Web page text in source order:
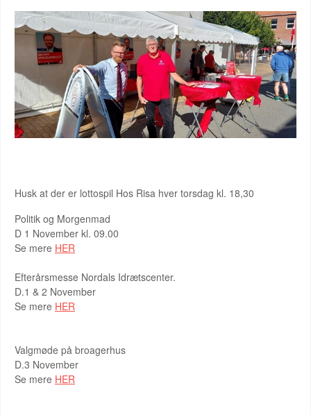
Husk at der er lottospil Hos Risa hver torsdag kl. 18,30
Politik og Morgenmad
D 1 November kl. 09.00
Se mere HER
Efterårsmesse Nordals Idrætscenter.
D.1 & 2 November
Se mere HER
Valgmøde på broagerhus
D.3 November
Se mere HER